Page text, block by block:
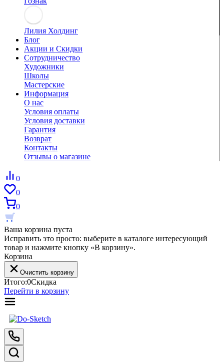
Лилия Холдинг
Блог
Акции и Скидки
Сотрудничество
Художники
Школы
Мастерские
Информация
О нас
Условия оплаты
Условия доставки
Гарантия
Возврат
Контакты
Отзывы о магазине
0
0
0
Ваша корзина пуста
Исправить это просто: выберите в каталоге интересующий
товар и нажмите кнопку «В корзину».
Корзина
Очистить корзину
Итого:0Скидка
Перейти в корзину